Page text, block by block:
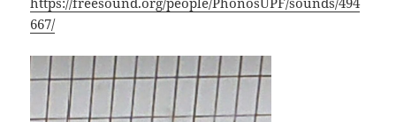
667/